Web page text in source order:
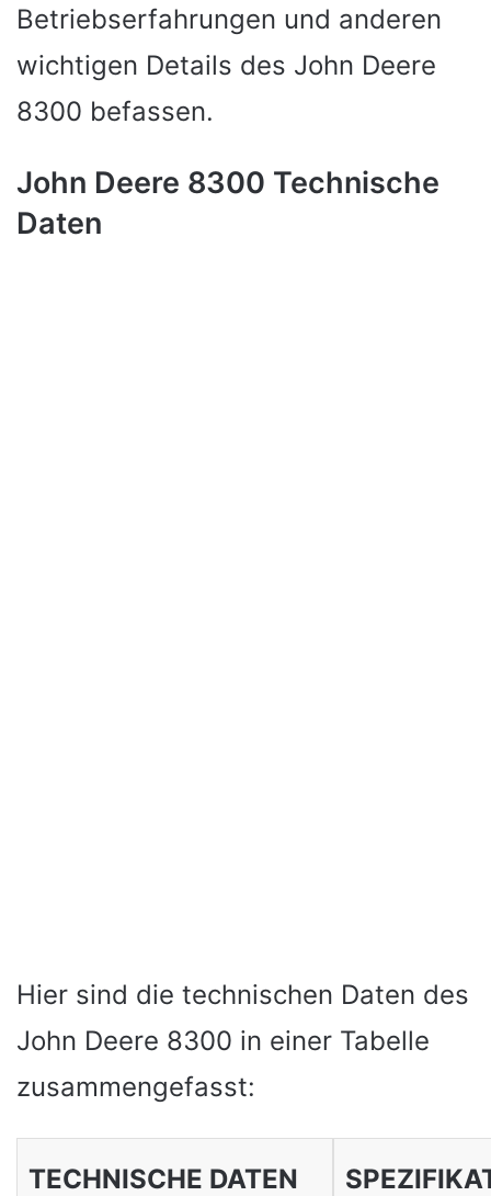
Betriebserfahrungen und anderen
wichtigen Details des John Deere
8300 befassen.
John Deere 8300 Technische
Daten
Hier sind die technischen Daten des
John Deere 8300 in einer Tabelle
zusammengefasst:
TECHNISCHE DATEN